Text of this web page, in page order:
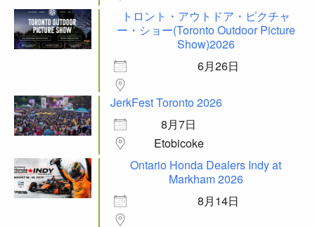
トロント・アウトドア・ピクチャ
ー・ショー(Toronto Outdoor Picture
Show)2026
6月26日
JerkFest Toronto 2026
8月7日
Etobicoke
Ontario Honda Dealers Indy at
Markham 2026
8月14日